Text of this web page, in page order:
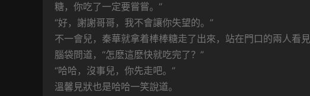
糖，你吃了一定要嘗嘗。”
“好，謝謝哥哥，我不會讓你失望的。”
不一會兒，秦華就拿着棒棒糖走了出來，站在門口的兩人看
腦袋問道，“怎麽這麽快就吃完了？”
“哈哈，沒事兒，你先走吧。”
溫馨見狀也是哈哈一笑說道。